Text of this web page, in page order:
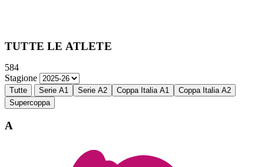
TUTTE LE ATLETE
584
Stagione
Tutte Serie A1 Serie A2 Coppa Italia A1
Coppa Italia A2
Supercoppa
A